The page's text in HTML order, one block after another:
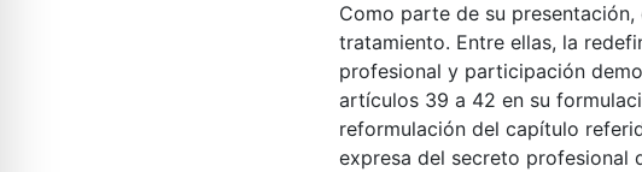
Como parte de su
tratamiento. Entre ellas, la
profesional y participación
artículos 39 a 42 en su
reformulación del capítulo
expresa del secreto profesional